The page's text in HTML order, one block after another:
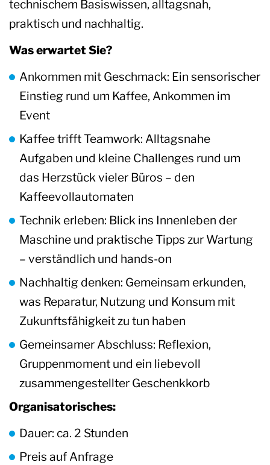
technischem Basiswissen, alltagsnah,
praktisch und nachhaltig.
Was erwartet Sie?
Ankommen mit Geschmack: Ein sensorischer
Einstieg rund um Kaffee, Ankommen im
Event
Kaffee trifft Teamwork: Alltagsnahe
Aufgaben und kleine Challenges rund um
das Herzstück vieler Büros – den
Kaffeevollautomaten
Technik erleben: Blick ins Innenleben der
Maschine und praktische Tipps zur Wartung
– verständlich und hands-on
Nachhaltig denken: Gemeinsam erkunden,
was Reparatur, Nutzung und Konsum mit
Zukunftsfähigkeit zu tun haben
Gemeinsamer Abschluss: Reflexion,
Gruppenmoment und ein liebevoll
zusammengestellter Geschenkkorb
Organisatorisches:
Dauer: ca. 2 Stunden
Preis auf Anfrage